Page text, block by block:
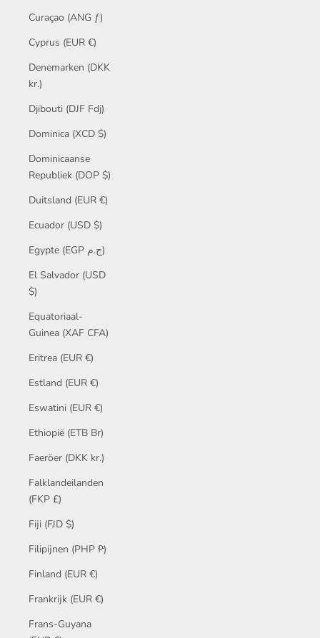
Curaçao (ANG ƒ)
Cyprus (EUR €)
Denemarken (DKK
kr.)
Djibouti (DJF Fdj)
Dominica (XCD $)
Dominicaanse
Republiek (DOP $)
Duitsland (EUR €)
Ecuador (USD $)
Egypte (EGP ج.م)
El Salvador (USD
$)
Equatoriaal-
Guinea (XAF CFA)
Eritrea (EUR €)
Estland (EUR €)
Eswatini (EUR €)
Ethiopië (ETB Br)
Faeröer (DKK kr.)
Falklandeilanden
(FKP £)
Fiji (FJD $)
Filipijnen (PHP ₱)
Finland (EUR €)
Frankrijk (EUR €)
Frans-Guyana